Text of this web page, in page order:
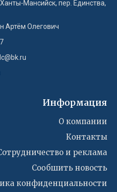
Сообшить новость
не указан источник,
нейросети«Кандинский
нейросетевых генераторов или
с соблюдением лицензий